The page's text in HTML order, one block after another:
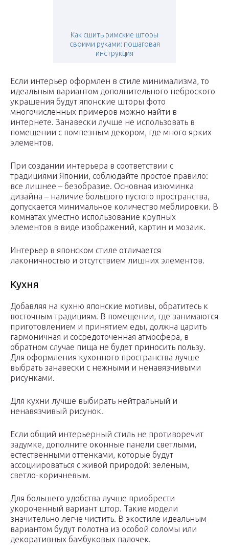
Как сшить римские шторы
своими руками: пошаговая
инструкция
Если интерьер оформлен в стиле минимализма, то
идеальным вариантом дополнительного неброского
украшения будут японские шторы фото
многочисленных примеров можно найти в
интернете. Занавески лучше не использовать в
помещении с помпезным декором, где много ярких
элементов.
При создании интерьера в соответствии с
традициями Японии, соблюдайте простое правило:
все лишнее – безобразие. Основная изюминка
дизайна – наличие большого пустого пространства,
допускается минимальное количество меблировки. В
комнатах уместно использование крупных
элементов в виде изображений, картин и мозаик.
Интерьер в японском стиле отличается
лаконичностью и отсутствием лишних элементов.
Кухня
Добавляя на кухню японские мотивы, обратитесь к
восточным традициям. В помещении, где занимаются
приготовлением и принятием еды, должна царить
гармоничная и сосредоточенная атмосфера, в
обратном случае пища не будет приносить пользу.
Для оформления кухонного пространства лучше
выбрать занавески с нежными и ненавязчивыми
рисунками.
Для кухни лучше выбирать нейтральный и
ненавязчивый рисунок.
Если общий интерьерный стиль не противоречит
задумке, дополните оконные панели светлыми,
естественными оттенками, которые будут
ассоциироваться с живой природой: зеленым,
светло-коричневым.
Для большего удобства лучше приобрести
укороченный вариант штор. Такие модели
значительно легче чистить. В экостиле идеальным
вариантом будут полотна из особой соломы или
декоративных бамбуковых палочек.